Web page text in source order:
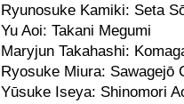
Ryunosuke Kamiki: Seta
Yu Aoi: Takani Megumi
Maryjun Takahashi:
Ryosuke Miura: Sawagejō
Yūsuke Iseya: Shinomori